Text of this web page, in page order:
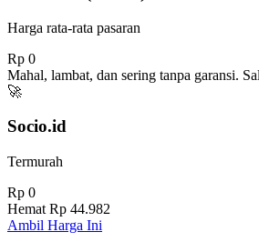
Harga rata-rata pasaran
Rp 0
Mahal, lambat, dan sering tanpa garansi.
🚀
Socio.id
Termurah
Rp 0
Hemat Rp 44.982
Ambil Harga Ini